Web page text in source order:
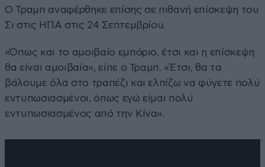
Ο Τραμπ αναφέρθηκε επίσης σε πιθανή επίσκεψη του
Σι στις ΗΠΑ στις 24 Σεπτεμβρίου.
«Όπως και το αμοιβαίο εμπόριο, έτσι και η επίσκεψη
θα είναι αμοιβαία», είπε ο Τραμπ. «Έτσι, θα τα
βάλουμε όλα στο τραπέζι και ελπίζω να φύγετε πολύ
εντυπωσιασμένοι, όπως εγώ είμαι πολύ
εντυπωσιασμένος από την Κίνα».